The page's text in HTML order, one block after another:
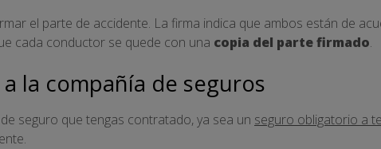
el parte de accidente. La firma indica que ambos están de
cada conductor se quede con una copia del parte firmado.
la compañía de seguros
seguro que tengas contratado, ya sea un seguro obligatorio a